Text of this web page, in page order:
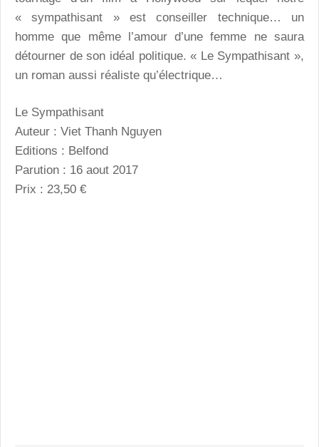
« sympathisant » est conseiller technique… un
homme que même l’amour d’une femme ne saura
détourner de son idéal politique. « Le Sympathisant »,
un roman aussi réaliste qu’électrique…
Le Sympathisant
Auteur : Viet Thanh Nguyen
Editions : Belfond
Parution : 16 aout 2017
Prix : 23,50 €